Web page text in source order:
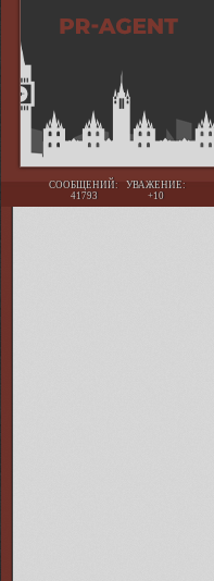
СООБЩЕНИЙ:
41793
УВАЖЕНИЕ:
+10